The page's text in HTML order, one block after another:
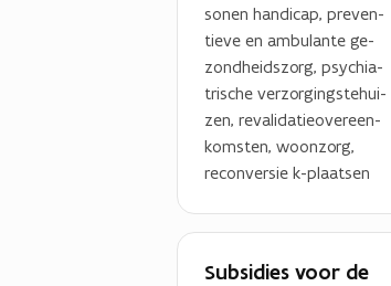
sonen handicap, preven-
tieve en ambulante ge-
zondheidszorg, psychia-
trische verzorgingstehui-
zen, revalidatieovereen-
komsten, woonzorg,
reconversie k-plaatsen
Subsidies voor de